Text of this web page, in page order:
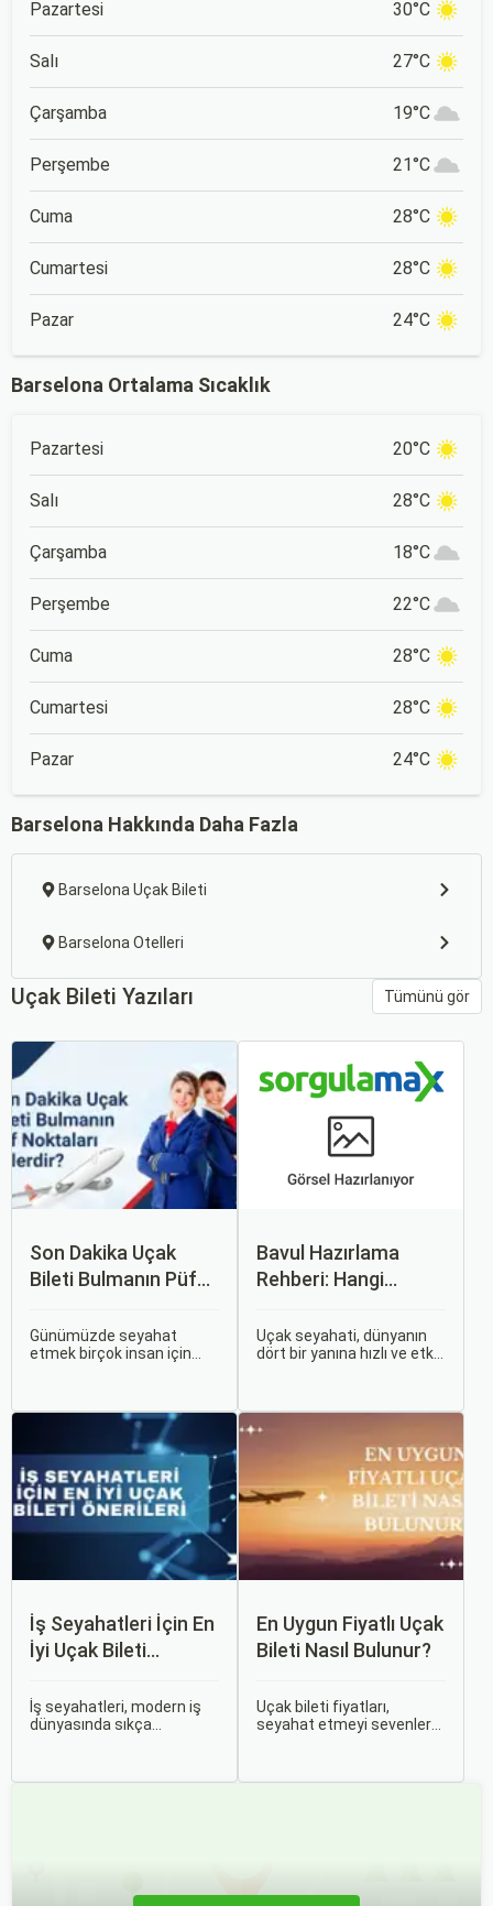
Pazartesi 30°C
Salı 27°C
Çarşamba 19°C
Perşembe 21°C
Cuma 28°C
Cumartesi 28°C
Pazar 24°C
Barselona Ortalama Sıcaklık
Pazartesi 20°C
Salı 28°C
Çarşamba 18°C
Perşembe 22°C
Cuma 28°C
Cumartesi 28°C
Pazar 24°C
Barselona Hakkında Daha Fazla
Barselona Uçak Bileti
Barselona Otelleri
Uçak Bileti Yazıları Tümünü gör
Son Dakika Uçak
Bileti Bulmanın Püf
Günümüzde seyahat
etmek birçok insan için
son dakikaya kalabiliyor ve
bu durumda uygun fiyatlı
uçak bileti bulmak
zorlaşabiliyor.
Bavul Hazırlama
Rehberi: Hangi
Alınmalı?
Uçak seyahati, dünyanın
dört bir yanına hızlı ve etkili
için bavul hazırlamak,
bir deneyim olabilir.
İş Seyahatleri İçin En
İyi Uçak Bileti
İş seyahatleri, modern iş
dünyasında sıkça
En Uygun Fiyatlı Uçak
Bileti Nasıl Bulunur?
Uçak bileti fiyatları,
seyahat etmeyi sevenler